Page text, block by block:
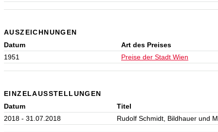
AUSZEICHNUNGEN
Datum
Art des Preises
1951
Preise der Stadt Wien
EINZELAUSSTELLUNGEN
Datum
Titel
2018 - 31.07.2018
Rudolf Schmidt, Bildhauer und